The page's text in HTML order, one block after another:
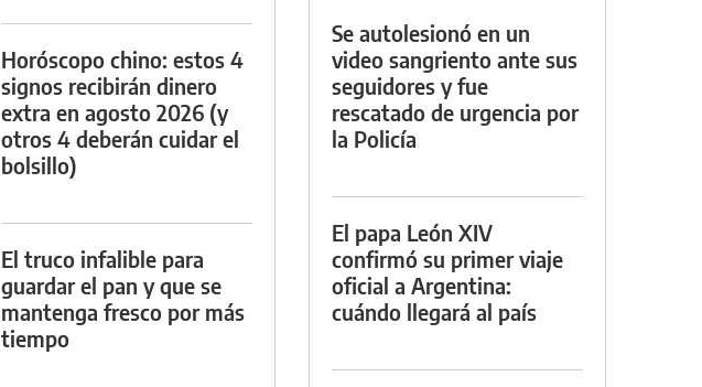
Horóscopo chino: estos 4
signos recibirán dinero
extra en agosto 2026 (y
otros 4 deberán cuidar el
bolsillo)
El truco infalible para
guardar el pan y que se
mantenga fresco por más
tiempo
Se autolesionó en un
video sangriento ante sus
seguidores y fue
rescatado de urgencia por
la Policía
El papa León XIV
confirmó su primer viaje
oficial a Argentina:
cuándo llegará al país